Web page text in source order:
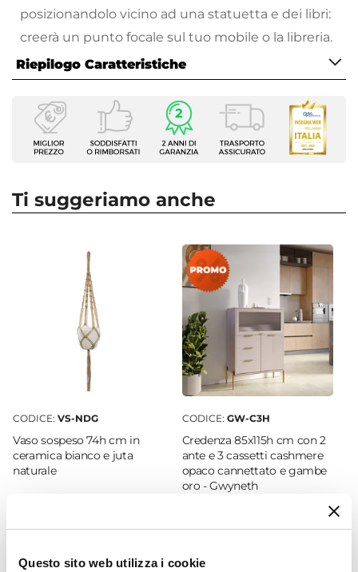
Questo sito web utilizza i cookie
posizionandolo vicino ad una statuetta e dei libri:
creerà un punto focale sul tuo mobile o la libreria.
Lasciati ispirare dai vasi d'interno per ricreare un
Scopri le collezioni di complementi d’arredo con
cui completare il tuo soggiorno sul nostro vasto
necessità, stili di arredamento e budget!
Riepilogo Caratteristiche
Caratteristiche
Tipologia
Vaso
Dimensioni
Materiale
Ceramica
Appoggio
Ti suggeriamo anche
CODICE: VS-NDG
Vaso sospeso 74h cm in
ceramica bianco e juta
naturale
€ 7,00
CODICE: GW-C3H
Credenza 85x115h cm con 2
ante e 3 cassetti cashmere
opaco cannettato e gambe
oro - Gwyneth